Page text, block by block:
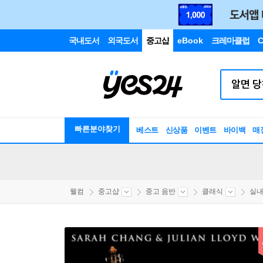
국내도서 외국도서 중고샵 eBook 크레마클럽
빠른분야찾기 베스트 신상품 이벤트 바이백 매
웰컴 중고샵 중고 음반 클래식 실